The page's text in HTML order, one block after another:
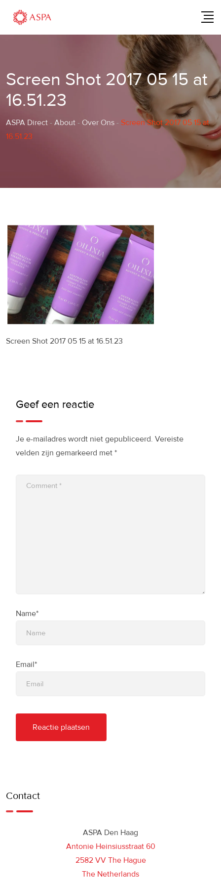
content
Screen Shot 2017 05 15 at
16.51.23
ASPA Direct - About - Over Ons - Screen Shot 2017 05 15 at
16.51.23
Screen Shot 2017 05 15 at 16.51.23
Geef een reactie
Je e-mailadres wordt niet gepubliceerd. Vereiste
velden zijn gemarkeerd met *
Name*
Email*
Contact
ASPA Den Haag
Antonie Heinsiusstraat 60
2582 VV The Hague
The Netherlands